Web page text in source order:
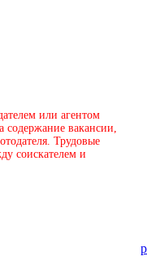
или агентом
содержание вакансии,
Трудовые
соискателем и